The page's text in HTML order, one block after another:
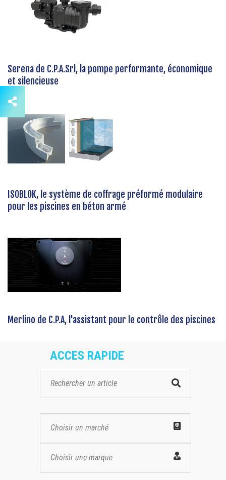
Serena de C.P.A.Srl, la pompe performante, économique
et silencieuse
ISOBLOK, le système de coffrage préformé modulaire
pour les piscines en béton armé
Merlino de C.P.A, l'assistant pour le contrôle des piscines
ACCES RAPIDE
Choisir un marché
Choisir une marque